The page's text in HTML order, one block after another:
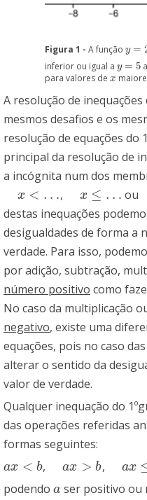
Figura 1 - A função y =
y=2−
inferior ou igual a y = 5
y=5
para valores de x
x
A resolução de
mesmos desafios e os
resolução de equações do
principal da resolução de
a incógnita num dos
x < …
… , x ≤ …
… ou
destas inequações
desigualdades de forma a
verdade. Para isso,
por adição, subtração,
número positivo como
No caso da multiplicação
negativo, existe uma
equações, pois no caso
alterar o sentido da
valor de verdade.
Qualquer inequação do
das operações referidas
formas seguintes:
ax < b
ax< b , ax > b
>b , ax
≤b
podendo a
a ser positivo ou